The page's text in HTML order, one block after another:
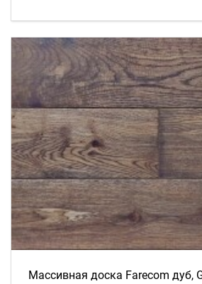
Массивная доска Farecom дуб,